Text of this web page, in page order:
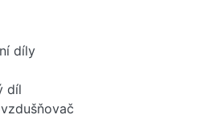
díly
díl